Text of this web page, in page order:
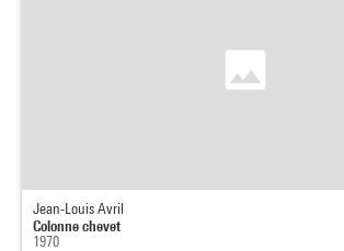
Jean-Louis Avril
Colonne chevet
1970